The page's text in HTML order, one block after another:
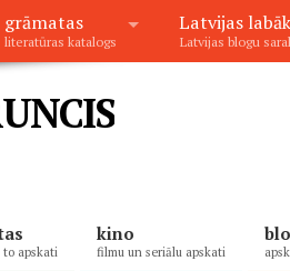
grāmatas
literatūras katalogs
Latvijas
Latvijas blogu
to apskati
kino
filmu un seriālu apskati